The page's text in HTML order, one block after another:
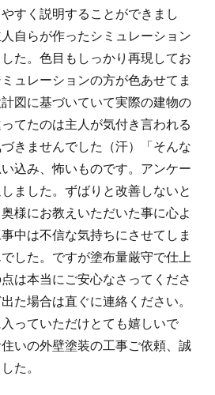
すく説明することができまし
自らが作ったシミュレーション
た。色目もしっかり再現してお
ュレーションの方が色あせてま
図に基づいていて実際の建物の
てたのは主人が気付き言われる
きませんでした（汗）「そんな
込み、怖いものです。アンケー
ました。ずばりと改善しないと
様にお教えいただいた事に心よ
中は不信な気持ちにさせてしま
した。ですが塗布量厳守で仕上
は本当にご安心なさってくださ
た場合は直ぐに連絡ください。
っていただけとても嬉しいで
いの外壁塗装の工事ご依頼、誠
た。